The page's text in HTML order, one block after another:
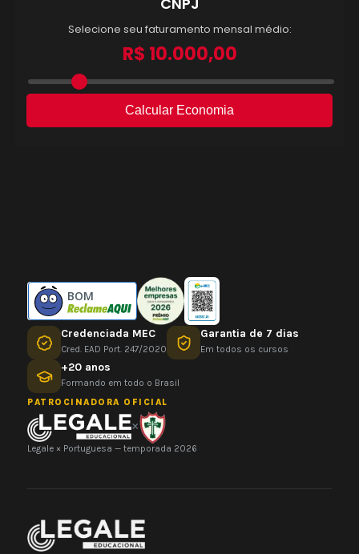
BOM
Credenciada MEC
Cred. EAD Port. 247/2020
Garantia de 7 dias
Em todos os cursos
+20 anos
Formando em todo o Brasil
PATROCINADORA OFICIAL
×
Legale × Portuguesa — temporada 2026